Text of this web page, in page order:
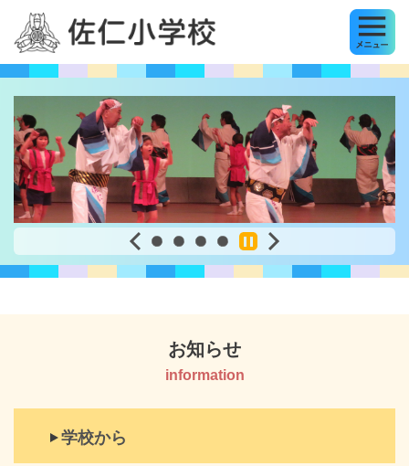
佐仁小学校 MENU
お知らせ
information
学校から